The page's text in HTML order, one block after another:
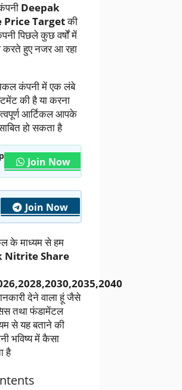
Deepak
Price Targetकी
पिछले कुछ वर्षों में
करते हुए नजर आ रहा
कंपनी में एक लंबे
की है या करना
आर्टिकल आपके
हो सकता है
Join Now
Join Now
के माध्यम से हम
Nitrite Share
देने वाला हूं जैसे
तथा फंडामेंटल
से यह बताने की
भविष्य में कैसा
है